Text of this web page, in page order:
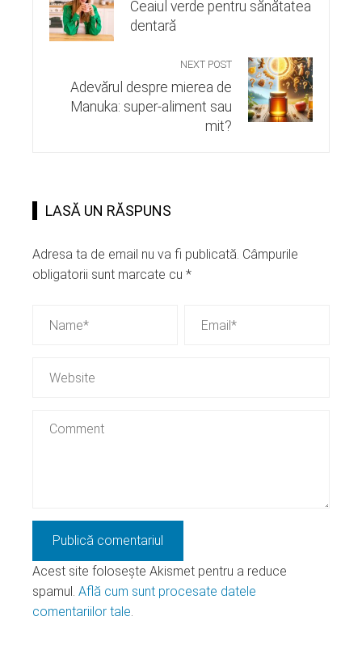
Ceaiul verde pentru sănătatea
dentară
NEXT POST
Adevărul despre mierea de
Manuka: super-aliment sau
mit?
LASĂ UN RĂSPUNS
Adresa ta de email nu va fi publicată. Câmpurile
obligatorii sunt marcate cu *
Acest site folosește Akismet pentru a reduce
spamul. Află cum sunt procesate datele
comentariilor tale.